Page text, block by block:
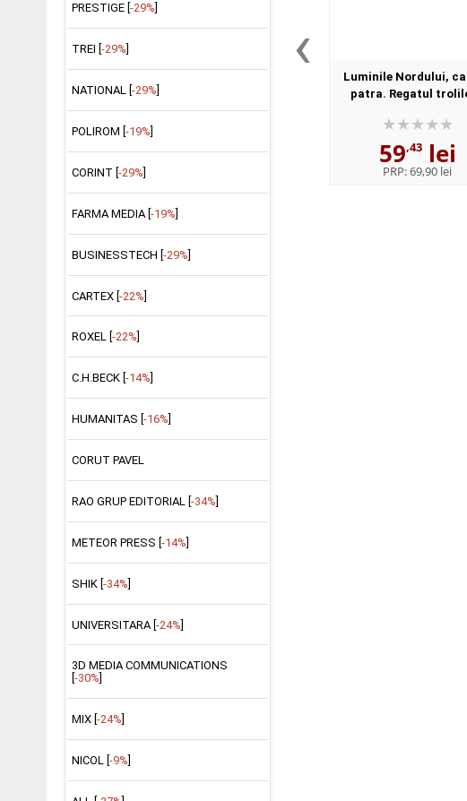
PRESTIGE [ -29%
TREI [ -29%
NATIONAL [ -29%
POLIROM [ -19%
CORINT [ -29%
FARMA MEDIA [ -19%
BUSINESSTECH [-29%]
CARTEX [-22%]
ROXEL [ -22%
C.H.BECK [ -14%
HUMANITAS [ -16%
CORUT PAVEL
RAO GRUP EDITORIAL [ -34%
METEOR PRESS [ -14%
SHIK [-34%]
UNIVERSITARA [-24%]
3D MEDIA COMMUNICATIONS
-30%
MIX [ -24%
NICOL [ -9%
‹
Luminile Nordului,
patra. Regatul
59,43lei
PRP:69,90 lei